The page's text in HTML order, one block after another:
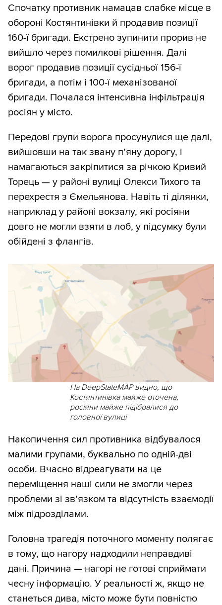
Спочатку противник намацав слабке місце в
обороні Костянтинівки й продавив позиції
160-ї бригади. Екстрено зупинити прорив не
вийшло через помилкові рішення. Далі
ворог продавив позиції сусідньої 156-ї
бригади, а потім і 100-ї механізованої
бригади. Почалася інтенсивна інфільтрація
росіян у місто.
Передові групи ворога просунулися ще далі,
вийшовши на так звану п’яну дорогу, і
намагаються закріпитися за річкою Кривий
Торець — у районі вулиці Олекси Тихого та
перехрестя з Ємельянова. Навіть ті ділянки,
наприклад у районі вокзалу, які росіяни
довго не могли взяти в лоб, у підсумку були
обійдені з флангів.
На DeepStateMAP видно, що
Костянтинівка майже оточена,
росіяни майже підібралися до
головної вулиці
Накопичення сил противника відбувалося
малими групами, буквально по одній-дві
особи. Вчасно відреагувати на це
переміщення наші сили не змогли через
проблеми зі зв’язком та відсутність взаємодії
між підрозділами.
Головна трагедія поточного моменту полягає
в тому, що нагору надходили неправдиві
дані. Причина — нагорі не готові сприймати
чесну інформацію. У реальності ж, якщо не
станеться дива, місто може бути повністю